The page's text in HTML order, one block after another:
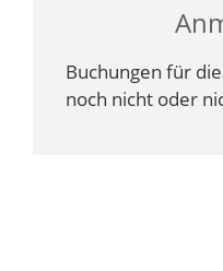
Buchungen für
noch nicht oder